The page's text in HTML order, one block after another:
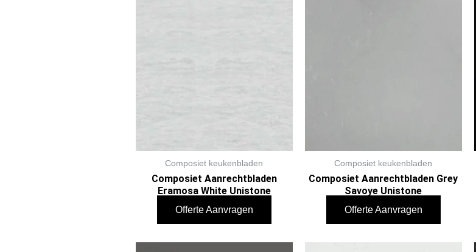
Composiet keukenbladen
Composiet Aanrechtbladen
Eramosa White Unistone
Offerte Aanvragen
Composiet keukenbladen
Composiet Aanrechtbladen Grey
Savoye Unistone
Offerte Aanvragen